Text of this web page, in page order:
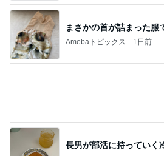
美奈代 ヤクルトのマスカ